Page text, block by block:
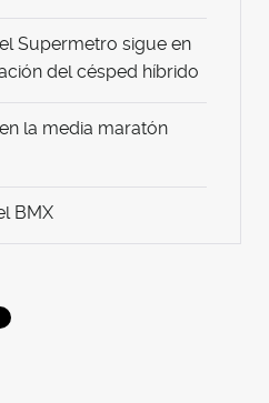
Supermetro sigue en
del césped híbrido
la media maratón
BMX